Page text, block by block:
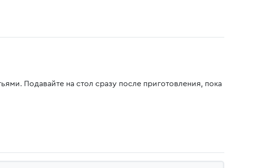
Подавайте на стол сразу после приготовления, пока